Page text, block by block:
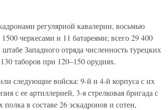
регулярной кавалерии, восьмью
черкесами и 11 батареями; всего 29 400
Западного отряда численность турецких
таборов при 120–150 орудиях.
следующие войска: 9-й и 4-й корпуса с их
с ее артиллерией, 3-я стрелковая бригада с
в составе 26 эскадронов и сотен,